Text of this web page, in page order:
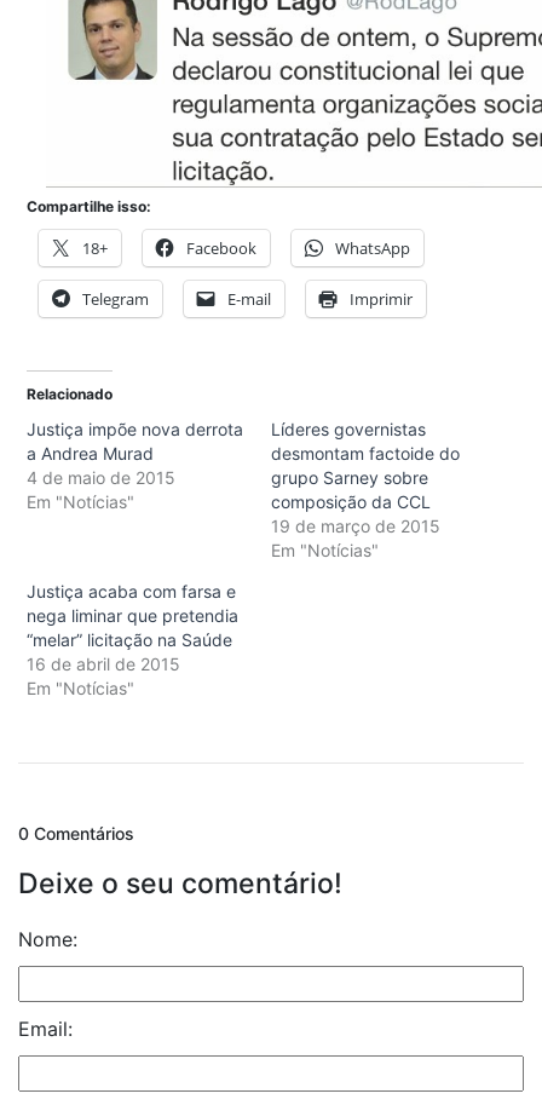
Compartilhe isso:
18+ Facebook WhatsApp
Telegram E-mail Imprimir
Relacionado
Justiça impõe nova derrota
a Andrea Murad
4 de maio de 2015
Em "Notícias"
Líderes governistas
desmontam factoide do
grupo Sarney sobre
composição da CCL
19 de março de 2015
Em "Notícias"
Justiça acaba com farsa e
nega liminar que pretendia
“melar” licitação na Saúde
16 de abril de 2015
Em "Notícias"
0 Comentários
Deixe o seu comentário!
Nome:
Email: